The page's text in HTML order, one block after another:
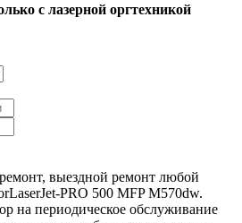
с лазерной оргтехникой
выездной ремонт любой
PRO 500 MFP M570dw.
на периодическое обслуживание